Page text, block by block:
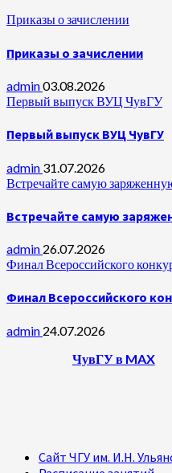
Приказы о зачислении
Приказы о зачислении
admin03.08.2026
Первый выпуск ВУЦ ЧувГУ
Первый выпуск ВУЦ ЧувГУ
admin 31.07.2026
Встречайте самую
Встречайте самую
admin 26.07.2026
Финал Всероссийского
Финал Всероссийского
admin 24.07.2026
ЧувГУ в MAX
Сайт ЧГУ им. И.Н.